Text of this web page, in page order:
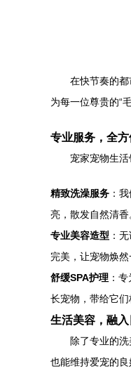
在快节奏的
为每一位尊贵的“
专业服务，全
宠家宠物生
精致洗澡服务 ：
亮，散发自然清香
专业美容造型 ：
完美，让宠物焕然
舒缓SPA护理 ：
长宠物，带给它们
生活美容，融入
除了专业的
也能维持爱宠的